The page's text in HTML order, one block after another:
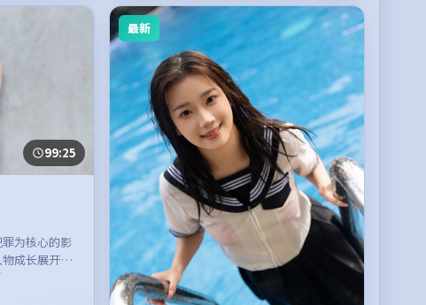
99:25
为核心的影
成长展开，
最新